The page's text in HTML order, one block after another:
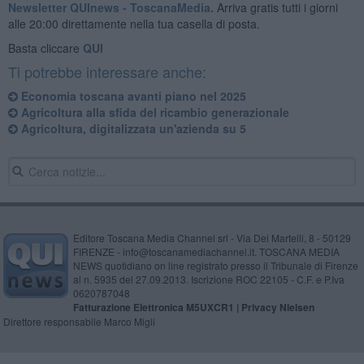
Newsletter QUInews - ToscanaMedia. Arriva gratis tutti i giorni
alle 20:00 direttamente nella tua casella di posta.
Basta cliccare QUI
Ti potrebbe interessare anche:
Economia toscana avanti piano nel 2025
Agricoltura alla sfida del ricambio generazionale
Agricoltura, digitalizzata un'azienda su 5
Editore Toscana Media Channel srl - Via Dei Martelli, 8 - 50129
FIRENZE - info@toscanamediachannel.it. TOSCANA MEDIA
NEWS quotidiano on line registrato presso il Tribunale di Firenze
al n. 5935 del 27.09.2013. Iscrizione ROC 22105 - C.F. e P.Iva
0620787048
Fatturazione Elettronica M5UXCR1 | Privacy Nielsen
Direttore responsabile Marco Migli